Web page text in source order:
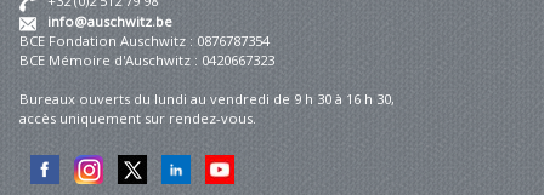
info@auschwitz.be
BCE Fondation Auschwitz : 0876787354
BCE Mémoire d'Auschwitz : 0420667323
Bureaux ouverts du lundi au vendredi de 9 h 30 à 16 h 30,
accès uniquement sur rendez-vous.